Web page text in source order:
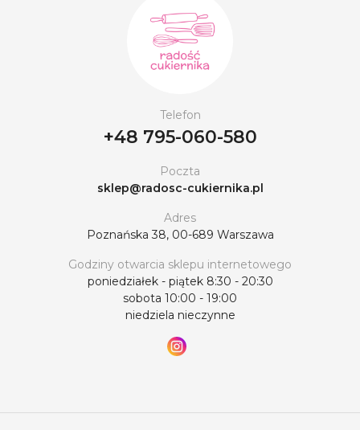
Telefon
+48 795-060-580
Poczta
sklep@radosc-cukiernika.pl
Adres
Poznańska 38, 00-689 Warszawa
Godziny otwarcia sklepu internetowego
poniedziałek - piątek 8:30 - 20:30
sobota 10:00 - 19:00
niedziela nieczynne